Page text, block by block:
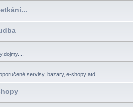
servisy, bazary, e-shopy atd.